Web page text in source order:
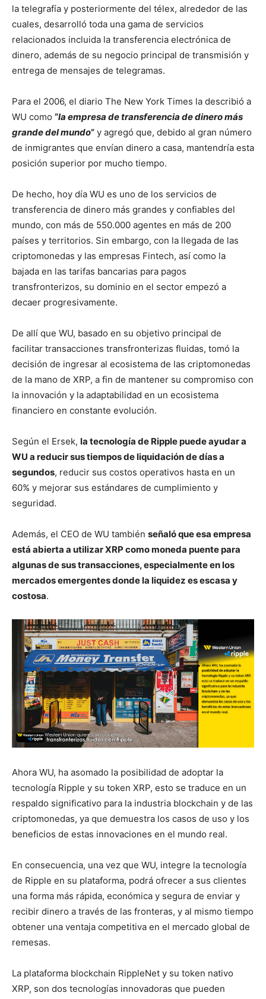
la telegrafía y posteriormente del télex, alrededor de las
cuales, desarrolló toda una gama de servicios
relacionados incluida la transferencia electrónica de
dinero, además de su negocio principal de transmisión y
entrega de mensajes de telegramas.
Para el 2006, el diario The New York Times la describió a
WU como “la empresa de transferencia de dinero más
grande del mundo” y agregó que, debido al gran número
de inmigrantes que envían dinero a casa, mantendría esta
posición superior por mucho tiempo.
De hecho, hoy día WU es uno de los servicios de
transferencia de dinero más grandes y confiables del
mundo, con más de 550.000 agentes en más de 200
países y territorios. Sin embargo, con la llegada de las
criptomonedas y las empresas Fintech, así como la
bajada en las tarifas bancarias para pagos
transfronterizos, su dominio en el sector empezó a
decaer progresivamente.
De allí que WU, basado en su objetivo principal de
facilitar transacciones transfronterizas fluidas, tomó la
decisión de ingresar al ecosistema de las criptomonedas
de la mano de XRP, a fin de mantener su compromiso con
la innovación y la adaptabilidad en un ecosistema
financiero en constante evolución.
Según el Ersek, la tecnología de Ripple puede ayudar a
WU a reducir sus tiempos de liquidación de días a
segundos, reducir sus costos operativos hasta en un
60% y mejorar sus estándares de cumplimiento y
seguridad.
Además, el CEO de WU también señaló que esa empresa
está abierta a utilizar XRP como moneda puente para
algunas de sus transacciones, especialmente en los
mercados emergentes donde la liquidez es escasa y
costosa.
Ahora WU, ha asomado la posibilidad de adoptar la
tecnología Ripple y su token XRP, esto se traduce en un
respaldo significativo para la industria blockchain y de las
criptomonedas, ya que demuestra los casos de uso y los
beneficios de estas innovaciones en el mundo real.
En consecuencia, una vez que WU, integre la tecnología
de Ripple en su plataforma, podrá ofrecer a sus clientes
una forma más rápida, económica y segura de enviar y
recibir dinero a través de las fronteras, y al mismo tiempo
obtener una ventaja competitiva en el mercado global de
remesas.
La plataforma blockchain RippleNet y su token nativo
XRP, son dos tecnologías innovadoras que pueden